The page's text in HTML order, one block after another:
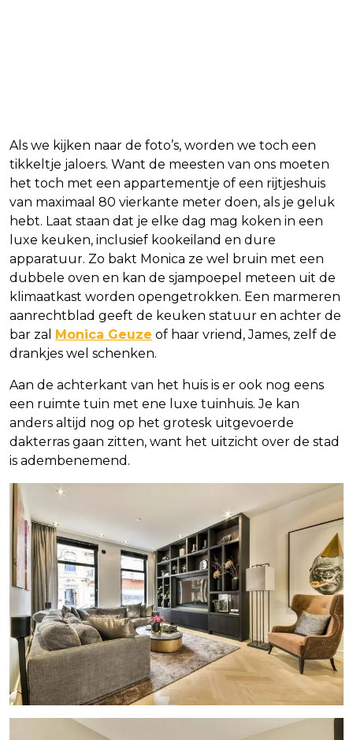
Als we kijken naar de foto’s, worden we toch een
tikkeltje jaloers. Want de meesten van ons moeten
het toch met een appartementje of een rijtjeshuis
van maximaal 80 vierkante meter doen, als je geluk
hebt. Laat staan dat je elke dag mag koken in een
luxe keuken, inclusief kookeiland en dure
apparatuur. Zo bakt Monica ze wel bruin met een
dubbele oven en kan de sjampoepel meteen uit de
klimaatkast worden opengetrokken. Een marmeren
aanrechtblad geeft de keuken statuur en achter de
bar zal Monica Geuze of haar vriend, James, zelf de
drankjes wel schenken.
Aan de achterkant van het huis is er ook nog eens
een ruimte tuin met ene luxe tuinhuis. Je kan
anders altijd nog op het grotesk uitgevoerde
dakterras gaan zitten, want het uitzicht over de stad
is adembenemend.